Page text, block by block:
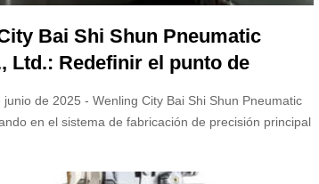
Bai Shi Shun Pneumatic
Ltd.: Redefinir el punto de
con fabricación de precisión
de 2025 - Wenling City Bai Shi Shun Pneumatic
en el sistema de fabricación de precisión principal